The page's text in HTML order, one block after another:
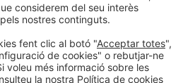
Política de privacitatPolítica de cookies